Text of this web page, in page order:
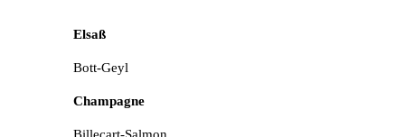
Elsaß
Bott-Geyl
Champagne
Billecart-Salmon